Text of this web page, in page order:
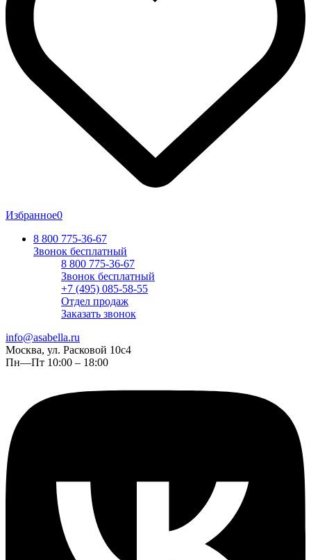
Избранное0
8 800 775-36-67
Звонок бесплатный
8 800 775-36-67
Звонок бесплатный
+7 (495) 085-58-55
Отдел продаж
Заказать звонок
info@asabella.ru
Москва, ул. Расковой 10с4
Пн—Пт 10:00 – 18:00